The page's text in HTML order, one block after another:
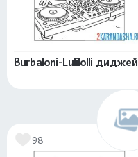
Burbaloni-Lulilolli диджей
98